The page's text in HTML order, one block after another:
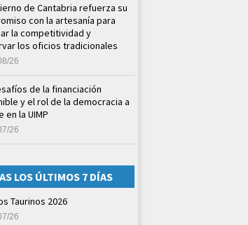
de Cantabria refuerza su
con la artesanía para
la competitividad y
los oficios tradicionales
26
de la financiación
y el rol de la democracia a
en la UIMP
26
LOS ÚLTIMOS 7 DÍAS
Taurinos 2026
26